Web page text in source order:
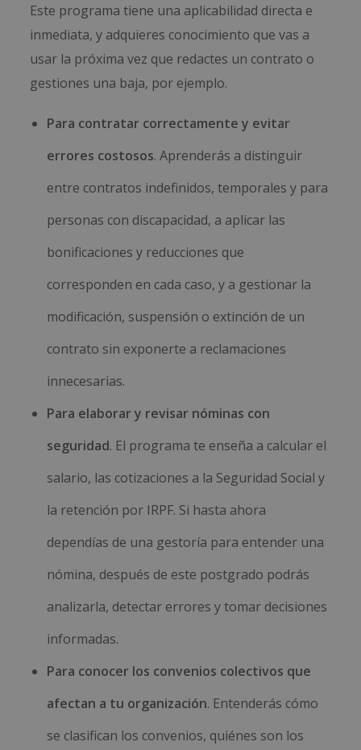
Este programa tiene una aplicabilidad directa e
inmediata, y adquieres conocimiento que vas a
usar la próxima vez que redactes un contrato o
gestiones una baja, por ejemplo.
Para contratar correctamente y evitar
errores costosos. Aprenderás a distinguir
entre contratos indefinidos, temporales y para
personas con discapacidad, a aplicar las
bonificaciones y reducciones que
corresponden en cada caso, y a gestionar la
modificación, suspensión o extinción de un
contrato sin exponerte a reclamaciones
innecesarias.
Para elaborar y revisar nóminas con
seguridad. El programa te enseña a calcular el
salario, las cotizaciones a la Seguridad Social y
la retención por IRPF. Si hasta ahora
dependías de una gestoría para entender una
nómina, después de este postgrado podrás
analizarla, detectar errores y tomar decisiones
informadas.
Para conocer los convenios colectivos que
afectan a tu organización. Entenderás cómo
se clasifican los convenios, quiénes son los